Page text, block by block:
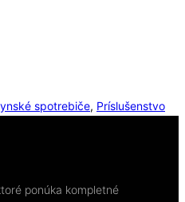
spotrebiče, Príslušenstvo
ponúka kompletné